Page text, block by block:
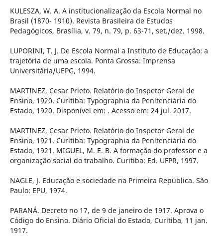
KULESZA, W. A. A institucionalização da Escola Normal no
Brasil (1870- 1910). Revista Brasileira de Estudos
Pedagógicos, Brasília, v. 79, n. 79, p. 63-71, set./dez. 1998.
LUPORINI, T. J. De Escola Normal a Instituto de Educação: a
trajetória de uma escola. Ponta Grossa: Imprensa
Universitária/UEPG, 1994.
MARTINEZ, Cesar Prieto. Relatório do Inspetor Geral de
Ensino, 1920. Curitiba: Typographia da Penitenciária do
Estado, 1920. Disponível em: . Acesso em: 24 jul. 2017.
MARTINEZ, Cesar Prieto. Relatório do Inspetor Geral de
Ensino, 1921. Curitiba: Typographia da Penitenciária do
Estado, 1921. MIGUEL, M. E. B. A formação do professor e a
organização social do trabalho. Curitiba: Ed. UFPR, 1997.
NAGLE, J. Educação e sociedade na Primeira República. São
Paulo: EPU, 1974.
PARANÁ. Decreto no 17, de 9 de janeiro de 1917. Aprova o
Código do Ensino. Diário Oficial do Estado, Curitiba, 11 jan.
1917.